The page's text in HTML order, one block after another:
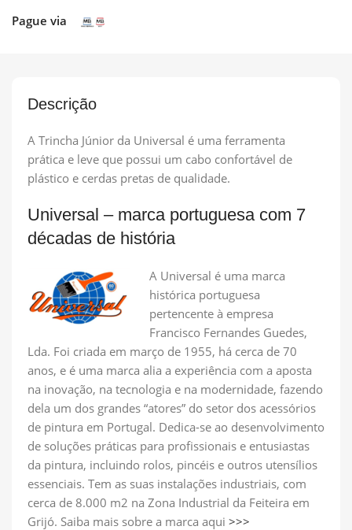
Pague via
Descrição
A Trincha Júnior da Universal é uma ferramenta
prática e leve que possui um cabo confortável de
plástico e cerdas pretas de qualidade.
Universal – marca portuguesa com 7
décadas de história
A Universal é uma marca
histórica portuguesa
pertencente à empresa
Francisco Fernandes Guedes,
Lda. Foi criada em março de 1955, há cerca de 70
anos, e é uma marca alia a experiência com a aposta
na inovação, na tecnologia e na modernidade, fazendo
dela um dos grandes “atores” do setor dos acessórios
de pintura em Portugal. Dedica-se ao desenvolvimento
de soluções práticas para profissionais e entusiastas
da pintura, incluindo rolos, pincéis e outros utensílios
essenciais. Tem as suas instalações industriais, com
cerca de 8.000 m2 na Zona Industrial da Feiteira em
Grijó. Saiba mais sobre a marca aqui >>>